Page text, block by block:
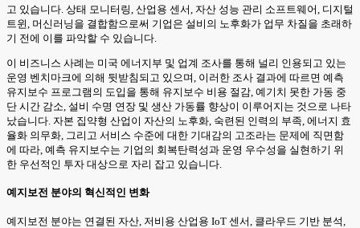
고 있습니다. 상태 모니터링, 산업용 센서, 자산 성능 관리 소프트웨어, 디지털
트윈, 머신러닝을 결합함으로써 기업은 설비의 노후화가 업무 차질을 초래하
기 전에 이를 파악할 수 있습니다.
이 비즈니스 사례는 미국 에너지부 및 업계 조사를 통해 널리 인용되고 있는
운영 벤치마크에 의해 뒷받침되고 있으며, 이러한 조사 결과에 따르면 예측
유지보수 프로그램의 도입을 통해 유지보수 비용 절감, 예기치 못한 가동 중
단 시간 감소, 설비 수명 연장 및 생산 가동률 향상이 이루어지는 것으로 나타
났습니다. 자본 집약형 산업이 자산의 노후화, 숙련된 인력의 부족, 에너지 효
율화 의무화, 그리고 서비스 수준에 대한 기대감의 고조라는 문제에 직면함
에 따라, 예측 유지보수는 기업의 회복탄력성과 운영 우수성을 실현하기 위
한 우선적인 투자 대상으로 자리 잡고 있습니다.
예지보전 분야의 혁신적인 변화
예지보전 분야는 연결된 자산, 저비용 산업용 IoT 센서, 클라우드 기반 분석,